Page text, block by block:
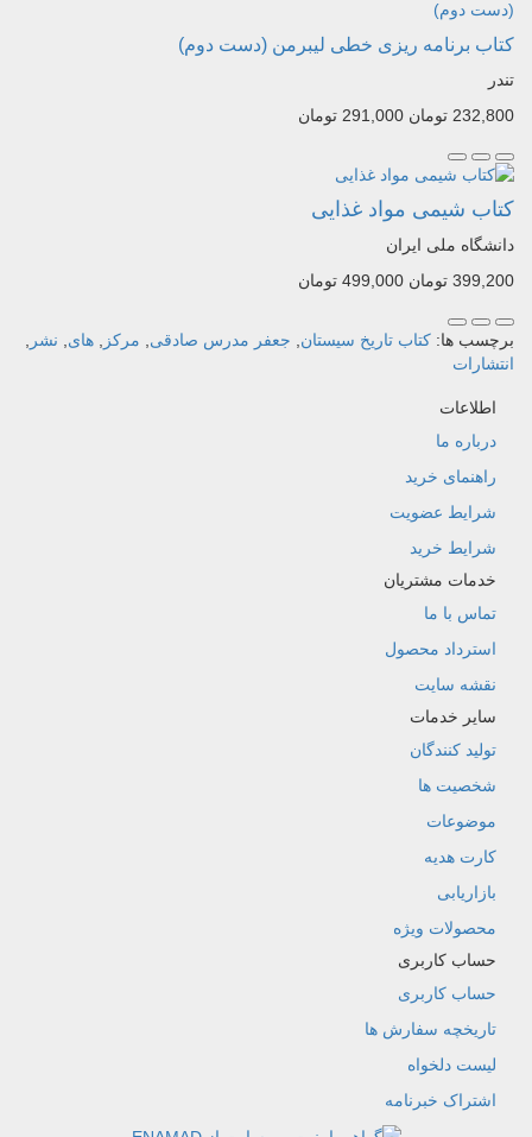
کتاب برنامه ریزی خطی لیبرمن (دست دوم)
تندر
232,800 تومان
291,000 تومان
کتاب شیمی مواد غذایی
دانشگاه ملی ایران
399,200 تومان
499,000 تومان
برچسب ها: کتاب تاریخ سیستان جعفر مدرس صادقی مرکز های نشر
انتشارات
اطلاعات
درباره ما
راهنمای خرید
شرایط عضویت
شرایط خرید
خدمات مشتریان
تماس با ما
استرداد محصول
نقشه سایت
سایر خدمات
تولید کنندگان
شخصیت ها
موضوعات
کارت هدیه
بازاریابی
محصولات ویژه
حساب کاربری
حساب کاربری
تاریخچه سفارش ها
لیست دلخواه
اشتراک خبرنامه